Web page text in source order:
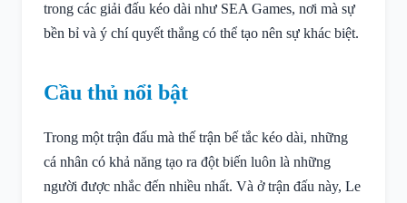
trong các giải đấu kéo dài như SEA Games, nơi mà sự
bền bỉ và ý chí quyết thắng có thể tạo nên sự khác biệt.
Cầu thủ nổi bật
Trong một trận đấu mà thế trận bế tắc kéo dài, những
cá nhân có khả năng tạo ra đột biến luôn là những
người được nhắc đến nhiều nhất. Và ở trận đấu này, Le